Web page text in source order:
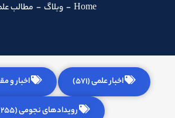
Home
- وبلاگ - مطالب
اخبار علمی (571) اخبار و
رویدادهای نجومی (255)